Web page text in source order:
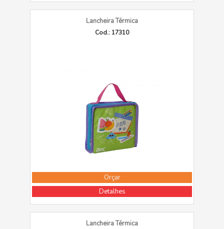
Lancheira Térmica
Cod.: 17310
Orçar
Detalhes
Lancheira Térmica